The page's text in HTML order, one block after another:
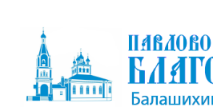
content